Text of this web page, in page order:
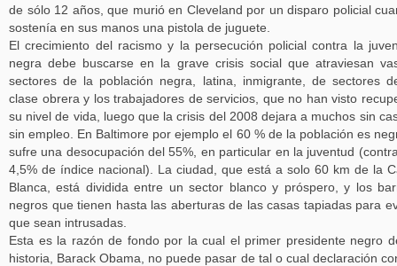
de sólo 12 años, que murió en Cleveland por un disparo policial
sostenía en sus manos una pistola de juguete.
El crecimiento del racismo y la persecución policial contra la
negra debe buscarse en la grave crisis social que atraviesan
sectores de la población negra, latina, inmigrante, de sectores
clase obrera y los trabajadores de servicios, que no han visto
su nivel de vida, luego que la crisis del 2008 dejara a muchos sin
sin empleo. En Baltimore por ejemplo el 60 % de la población es
sufre una desocupación del 55%, en particular en la juventud
4,5% de índice nacional). La ciudad, que está a solo 60 km de la
Blanca, está dividida entre un sector blanco y próspero, y los
negros que tienen hasta las aberturas de las casas tapiadas para
que sean intrusadas.
Esta es la razón de fondo por la cual el primer presidente negro
historia, Barack Obama, no puede pasar de tal o cual declaración